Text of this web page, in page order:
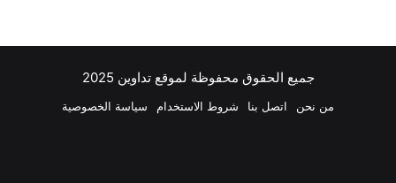
جميع الحقوق محفوظة لموقع تداوين 2025
من نحن اتصل بنا شروط الاستخدام سياسة الخصوصية